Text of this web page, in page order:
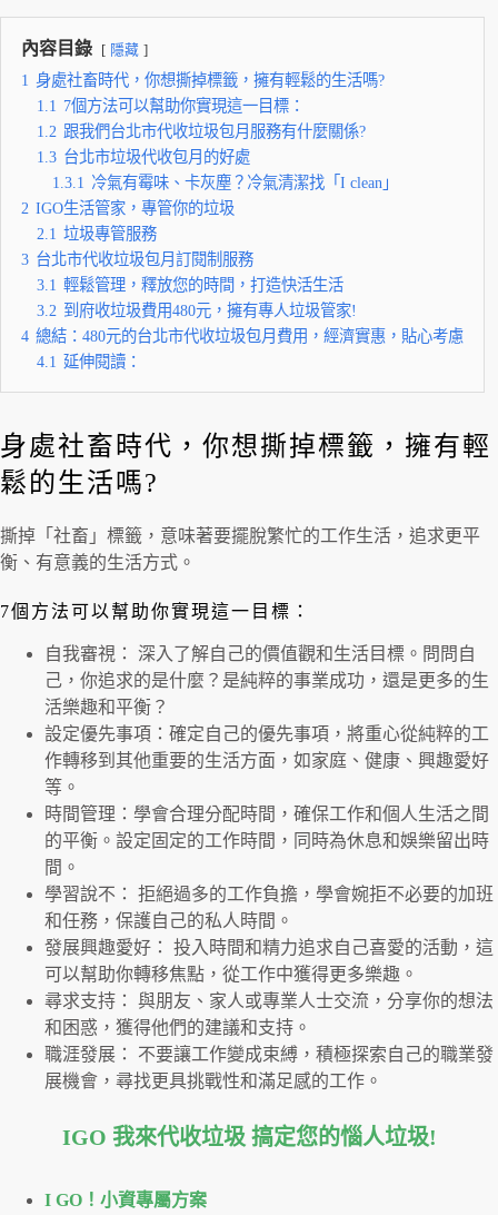
內容目錄 隱藏
1 身處社畜時代，你想撕掉標籤，擁有輕鬆的生活嗎?
1.1 7個方法可以幫助你實現這一目標：
1.2 跟我們台北市代收垃圾包月服務有什麼關係?
1.3 台北市垃圾代收包月的好處
1.3.1 冷氣有霉味、卡灰塵？冷氣清潔找「I clean」
2 IGO生活管家，專管你的垃圾
2.1 垃圾專管服務
3 台北市代收垃圾包月訂閱制服務
3.1 輕鬆管理，釋放您的時間，打造快活生活
3.2 到府收垃圾費用480元，擁有專人垃圾管家!
4 總結：480元的台北市代收垃圾包月費用，經濟實惠，貼心考慮
4.1 延伸閱讀：
身處社畜時代，你想撕掉標籤，擁有輕
鬆的生活嗎?
撕掉「社畜」標籤，意味著要擺脫繁忙的工作生活，追求更平
衡、有意義的生活方式。
7個方法可以幫助你實現這一目標：
自我審視： 深入了解自己的價值觀和生活目標。問問自
己，你追求的是什麼？是純粹的事業成功，還是更多的生
活樂趣和平衡？
設定優先事項：確定自己的優先事項，將重心從純粹的工
作轉移到其他重要的生活方面，如家庭、健康、興趣愛好
等。
時間管理：學會合理分配時間，確保工作和個人生活之間
的平衡。設定固定的工作時間，同時為休息和娛樂留出時
間。
學習說不： 拒絕過多的工作負擔，學會婉拒不必要的加班
和任務，保護自己的私人時間。
發展興趣愛好： 投入時間和精力追求自己喜愛的活動，這
可以幫助你轉移焦點，從工作中獲得更多樂趣。
尋求支持： 與朋友、家人或專業人士交流，分享你的想法
和困惑，獲得他們的建議和支持。
職涯發展： 不要讓工作變成束縛，積極探索自己的職業發
展機會，尋找更具挑戰性和滿足感的工作。
IGO 我來代收垃圾 搞定您的惱人垃圾!
I GO！⼩資專屬⽅案